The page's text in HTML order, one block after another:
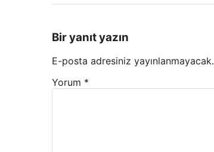
Bir yanıt yazın
E-posta adresiniz yayınlanmayacak.
Yorum *